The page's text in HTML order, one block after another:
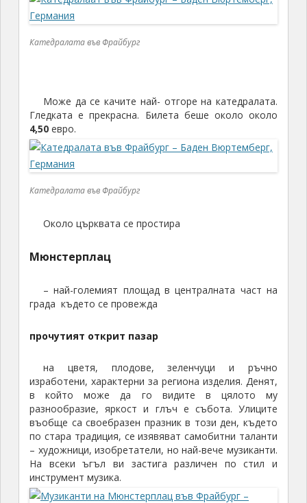
Катедралата във Фрайбург
Може да се качите най- отгоре на катедралата.
Гледката е прекрасна. Билета беше около около
4,50евро.
Катедралата във Фрайбург
Около църквата се простира
Мюнстерплац
– най-големият площад в централната част на
града където се провежда
прочутият открит пазар
на цветя, плодове, зеленчуци и ръчно
изработени, характерни за региона изделия. Денят,
в който може да го видите в цялото му
разнообразие, яркост и глъч е събота. Улиците
въобще са своебразен празник в този ден, където
по стара традиция, се изявяват самобитни таланти
– художници, изобретатели, но най-вече музиканти.
На всеки ъгъл ви застига различен по стил и
инструмент музика.